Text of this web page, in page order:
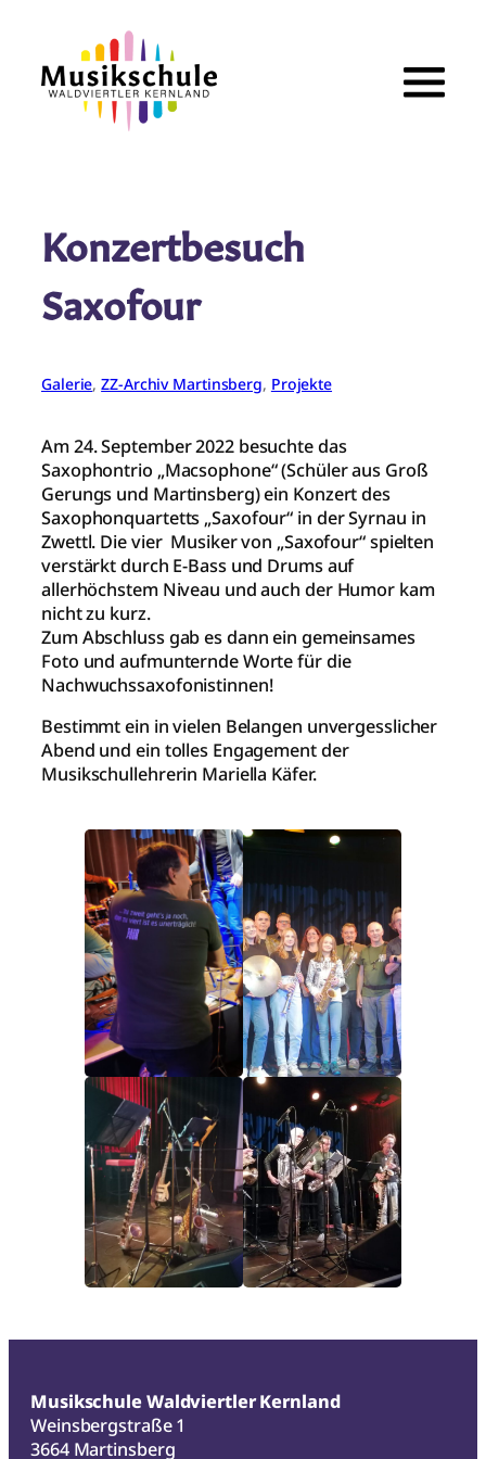
springen
Konzertbesuch
Saxofour
Galerie, ZZ-Archiv Martinsberg, Projekte
Am 24. September 2022 besuchte das
Saxophontrio „Macsophone“ (Schüler aus Groß
Gerungs und Martinsberg) ein Konzert des
Saxophonquartetts „Saxofour“ in der Syrnau in
Zwettl. Die vier Musiker von „Saxofour“ spielten
verstärkt durch E-Bass und Drums auf
allerhöchstem Niveau und auch der Humor kam
nicht zu kurz.
Zum Abschluss gab es dann ein gemeinsames
Foto und aufmunternde Worte für die
Nachwuchssaxofonistinnen!
Bestimmt ein in vielen Belangen unvergesslicher
Abend und ein tolles Engagement der
Musikschullehrerin Mariella Käfer.
Musikschule Waldviertler Kernland
Weinsbergstraße 1
3664 Martinsberg